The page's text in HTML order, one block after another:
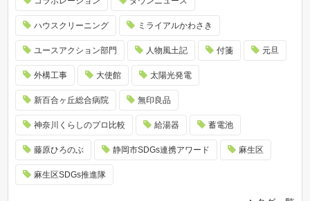
ハウスクリーニング ミライアルかわさき
ユースアクション部門 人物風土記 付箋 元旦
外構工事 大使館 太陽光発電
新百合ヶ丘総合病院 無印良品
神奈川くらしのプロ比較 給湯器 蓄電池
藤原ひろのぶ 静岡市SDGs連携アワード 麻生区
麻生区SDGs推進隊